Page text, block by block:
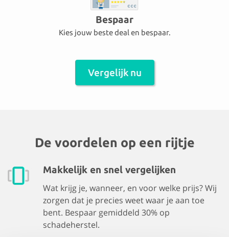
Bespaar
Kies jouw beste deal en bespaar.
Vergelijk nu
De voordelen op een rijtje
Makkelijk en snel vergelijken
Wat krijg je, wanneer, en voor welke prijs? Wij
zorgen dat je precies weet waar je aan toe
bent. Bespaar gemiddeld 30% op
schadeherstel.